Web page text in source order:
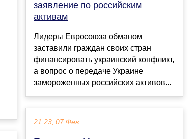
заявление по российским
активам
Лидеры Евросоюза обманом
заставили граждан своих стран
финансировать украинский конфликт,
а вопрос о передаче Украине
замороженных российских активов...
21:23, 07 Фев